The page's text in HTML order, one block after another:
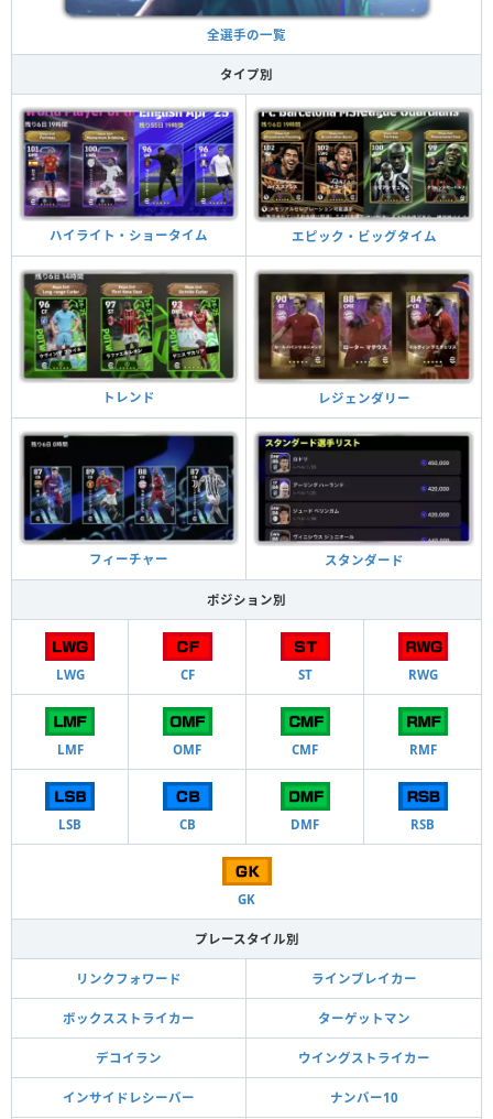
全選手の一覧
タイプ別
ハイライト・ショータイム エピック・ビッグタイム
トレンド レジェンダリー
フィーチャー スタンダード
ポジション別
LWG CF ST RWG
LMF OMF CMF RMF
LSB CB DMF RSB
GK
プレースタイル別
リンクフォワード ラインブレイカー
ボックスストライカー ターゲットマン
デコイラン ウイングストライカー
インサイドレシーバー ナンバー10